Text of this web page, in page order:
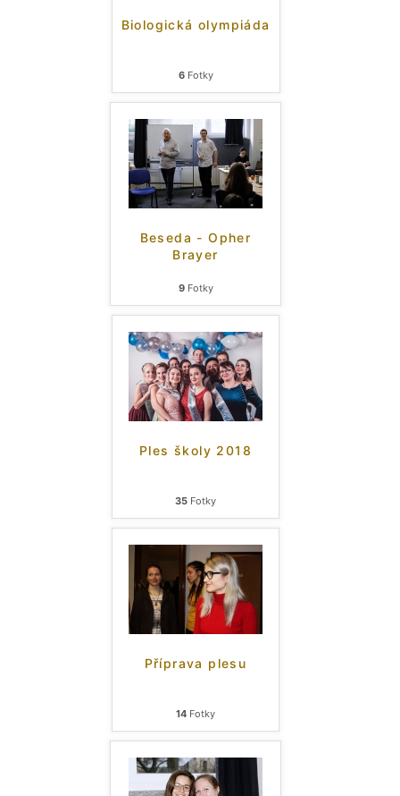
Biologická olympiáda
6Fotky
Beseda - Opher
Brayer
9Fotky
Ples školy 2018
35 Fotky
Příprava plesu
14 Fotky